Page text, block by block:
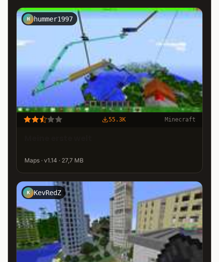
H hummer1997
55.3K Minecraft
Maps · v1.14 · 27,7 MB
K KevRedZ